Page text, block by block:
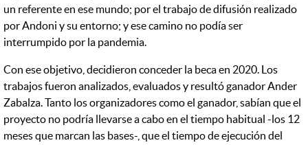
un referente en ese mundo; por el trabajo de difusión realizado
por Andoni y su entorno; y ese camino no podía ser
interrumpido por la pandemia.
Con ese objetivo, decidieron conceder la beca en 2020. Los
trabajos fueron analizados, evaluados y resultó ganador Ander
Zabalza. Tanto los organizadores como el ganador, sabían que el
proyecto no podría llevarse a cabo en el tiempo habitual -los 12
meses que marcan las bases-, que el tiempo de ejecución del